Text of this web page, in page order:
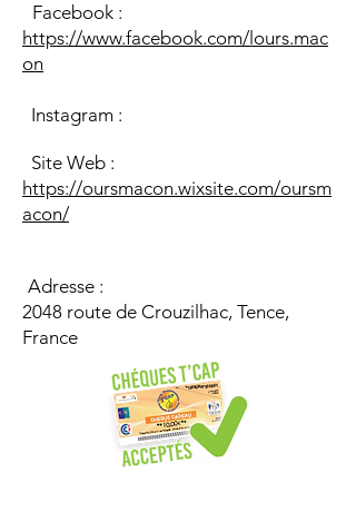
Facebook :
https://www.facebook.com/lours.mac
on
Instagram :
Site Web :
https://oursmacon.wixsite.com/oursm
acon/
Adresse :
2048 route de Crouzilhac, Tence,
France